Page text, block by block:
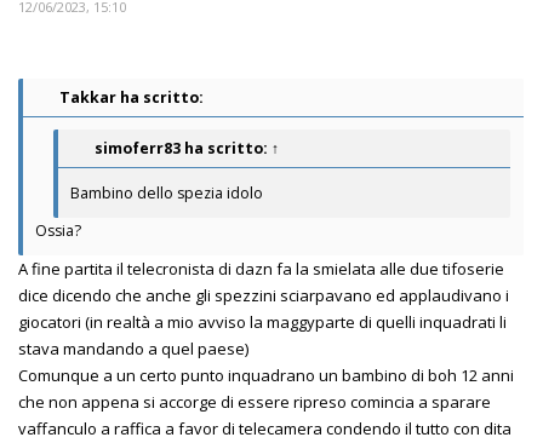
12/06/2023, 15:10
Takkar ha scritto:
simoferr83 ha scritto: ↑
Bambino dello spezia idolo
Ossia?
A fine partita il telecronista di dazn fa la smielata alle due tifoserie
dice dicendo che anche gli spezzini sciarpavano ed applaudivano i
giocatori (in realtà a mio avviso la maggyparte di quelli inquadrati li
stava mandando a quel paese)
Comunque a un certo punto inquadrano un bambino di boh 12 anni
che non appena si accorge di essere ripreso comincia a sparare
vaffanculo a raffica a favor di telecamera condendo il tutto con dita